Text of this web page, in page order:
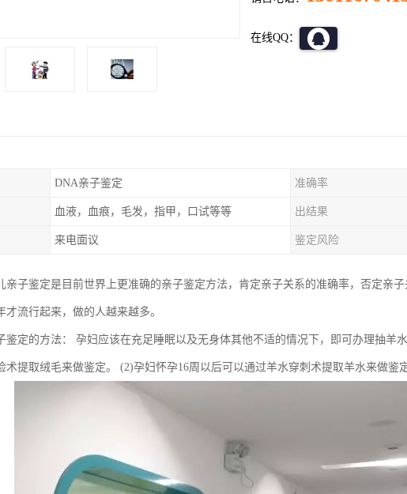
在线QQ：
DNA亲子鉴定 准确率
血液，血痕，毛发，指甲，口试等等 出结果
来电面议 鉴定风险
亲子鉴定是目前世界上更准确的亲子鉴定方法，肯定亲子关系的准确率，否定亲
才流行起来，做的人越来越多。
鉴定的方法： 孕妇应该在充足睡眠以及无身体其他不适的情况下，即可办理抽羊
术提取绒毛来做鉴定。 (2)孕妇怀孕16周以后可以通过羊水穿刺术提取羊水来做鉴